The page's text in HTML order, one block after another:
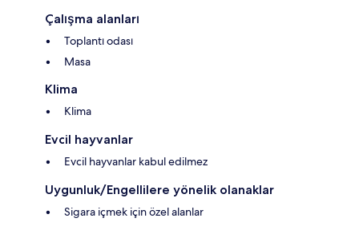
Çalışma alanları
Toplantı odası
Masa
Klima
Klima
Evcil hayvanlar
Evcil hayvanlar kabul edilmez
Uygunluk/Engellilere yönelik olanaklar
Sigara içmek için özel alanlar